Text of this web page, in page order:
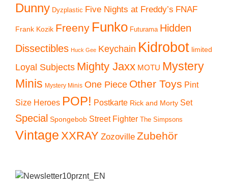
Dunny Dyzplastic Five Nights at Freddy’s FNAF
Frank Kozik Freeny Funko Futurama Hidden
Dissectibles Huck Gee Keychain Kidrobot limited
Loyal Subjects Mighty Jaxx MOTU Mystery
Minis Mystery Minis One Piece Other Toys Pint
Size Heroes POP! Postkarte Rick and Morty Set
Special Spongebob Street Fighter The Simpsons
Vintage XXRAY Zozoville Zubehör